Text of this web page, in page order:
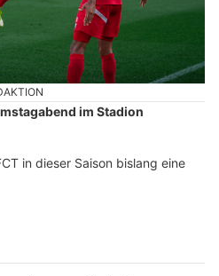
im Stadion
in dieser Saison bislang eine